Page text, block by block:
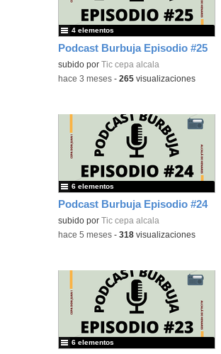
Podcast Burbuja Episodio #25
subido por Tic cepa alcala
4 elementos
-hace 3 meses -265 visualizaciones
Podcast Burbuja Episodio #24
subido por Tic cepa alcala
6 elementos
-hace 5 meses -318 visualizaciones
6 elementos